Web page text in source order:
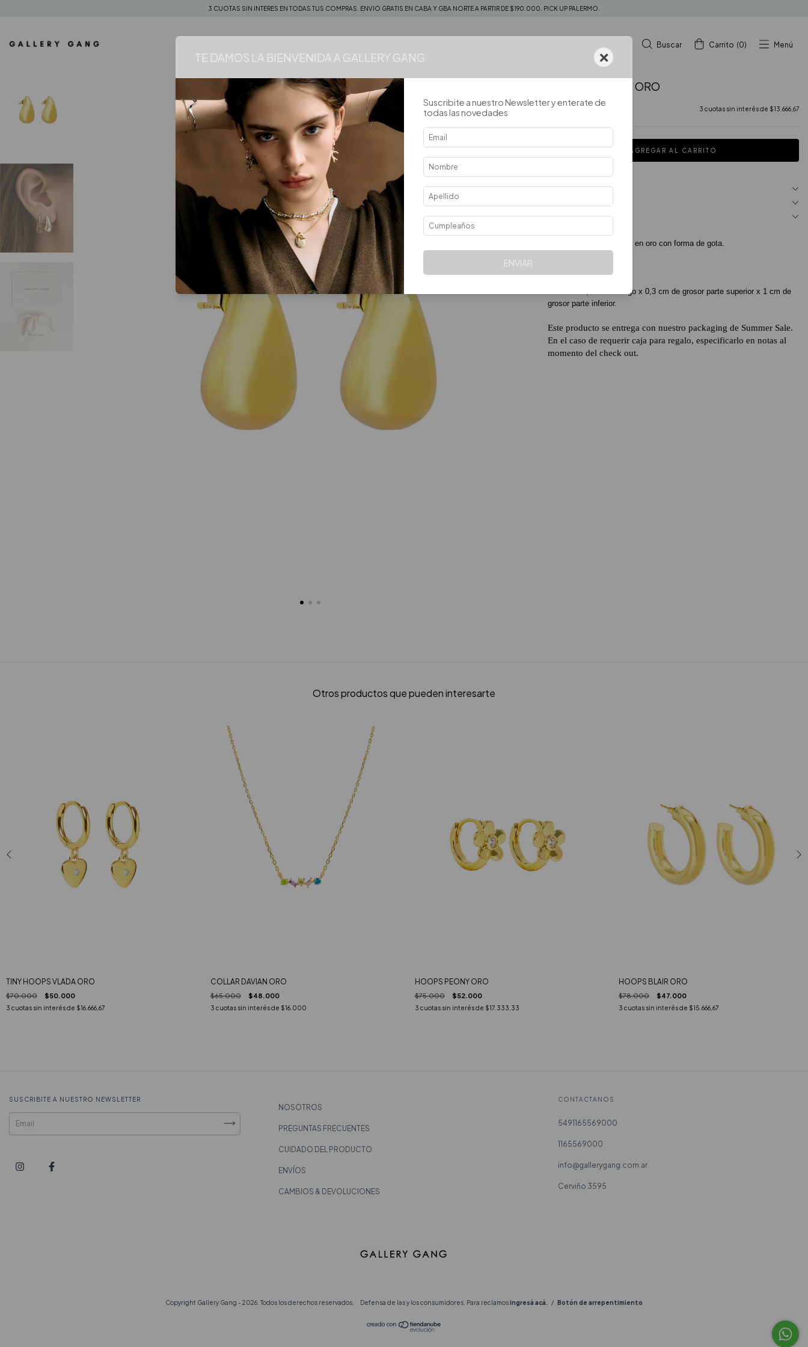
3 CUOTAS SIN INTERES EN TODAS TUS COMPRAS. ENVIO GRATIS EN CABA Y GBA NORTE A PARTIR DE $190.000. PICK UP PALERMO.
Menú
Buscar Carrito (0)
AROS TINY BEAT ORO
$65.000 3 cuotas sin interés de $13.666,67
MEDIOS DE PAGO
NUESTRO LOCAL
Aros de bronce bañados en oro con forma de gota.
Medidas: 1,5 cm de largo x 0,3 cm de grosor parte superior x 1 cm de
grosor parte inferior.
Este producto se entrega con nuestro packaging de Summer Sale.
En el caso de requerir caja para regalo, especificarlo en notas al
momento del check out.
Otros productos que pueden interesarte
TINY HOOPS VLADA ORO
$70.000 $50.000
3 cuotas sin interés de $16.666,67
COLLAR DAVIAN ORO
$65.000 $48.000
3 cuotas sin interés de $16.000
HOOPS PEONY ORO
$75.000 $52.000
3 cuotas sin interés de $17.333,33
HOOPS BLAIR ORO
$78.000 $47.000
3 cuotas sin interés de $15.666,67
SUSCRIBITE A NUESTRO NEWSLETTER
NOSOTROS
PREGUNTAS FRECUENTES
CUIDADO DEL PRODUCTO
ENVÍOS
CAMBIOS & DEVOLUCIONES
CONTACTANOS
5491165569000
1165569000
info@gallerygang.com.ar
Cerviño 3595
Copyright Gallery Gang - 2026. Todos los derechos reservados. Defensa de las y los consumidores. Para reclamosingresá acá. / Botón de arrepentimiento
TE DAMOS LA BIENVENIDA A GALLERY GANG ×
Suscribite a nuestro Newsletter y enterate de
todas las novedades
ENVIAR